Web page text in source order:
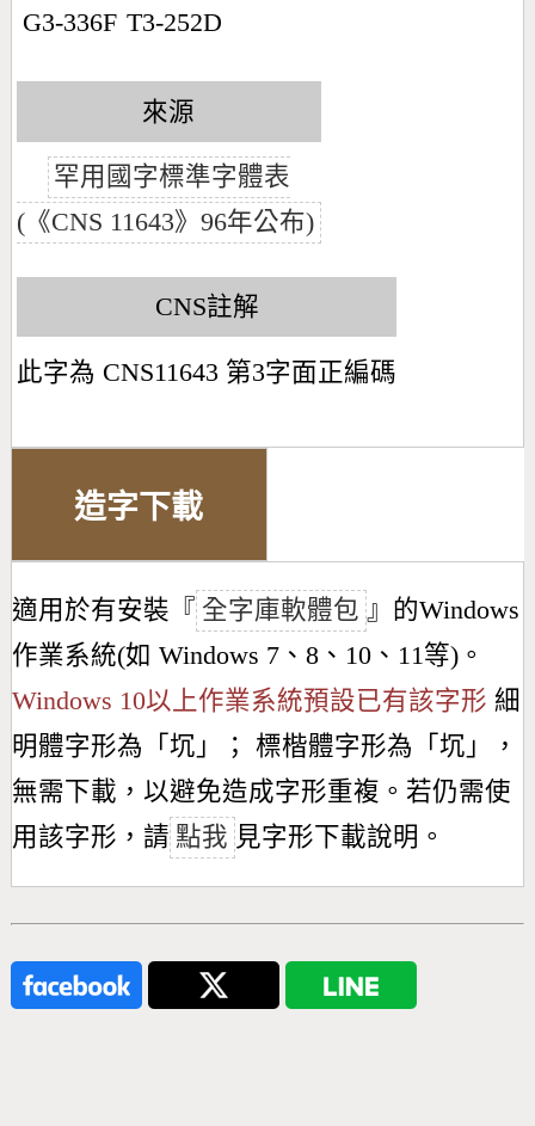
G3-336F T3-252D
來源
罕用國字標準字體表
(《CNS 11643》96年公布)
CNS註解
此字為 CNS11643 第3字面正編碼
造字下載
適用於有安裝『 全字庫軟體包 』的Windows
作業系統(如 Windows 7、8、10、11等)。
Windows 10以上作業系統預設已有該字形 細
明體字形為「 坈 」； 標楷體字形為「 坈 」，
無需下載，以避免造成字形重複。若仍需使
用該字形，請 點我 見字形下載說明。